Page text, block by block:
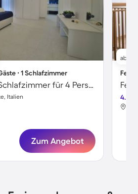
∙ 1 Schlafzimmer
Wohnung mit 1 Schlafzimmer für 4 Personen
Italien
Zum Angebot
ab
4.0